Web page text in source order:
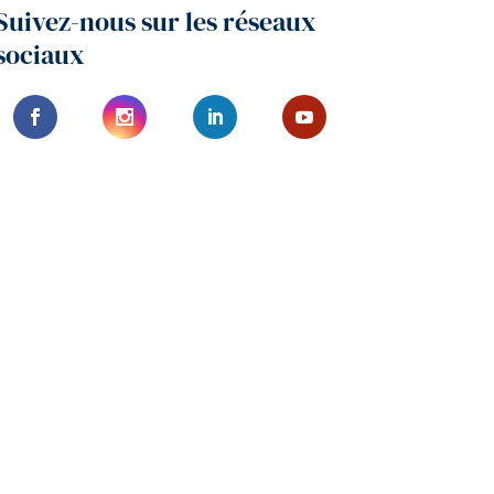
nous sur les réseaux